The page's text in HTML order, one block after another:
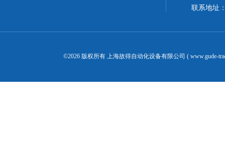
联系地址
©2026 版权所有 上海故得自动化设备有限公司 ( www.gude-